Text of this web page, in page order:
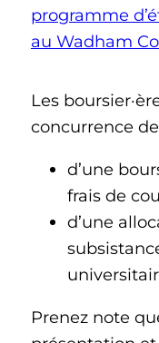
programme
au Wadham
Les
concurrence
d’une
frais de
d’une
Prenez note